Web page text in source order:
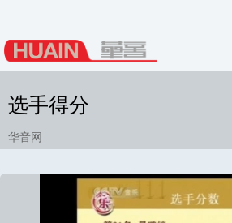
选手得分
华音网